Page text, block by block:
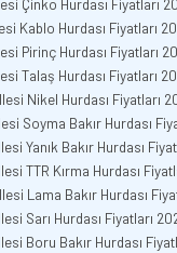
Çinko Hurdası Fiyatları
Kablo Hurdası Fiyatları
Pirinç Hurdası Fiyatları
Talaş Hurdası Fiyatları
Nikel Hurdası Fiyatları
Soyma Bakır Hurdası
Yanık Bakır Hurdası
TTR Kırma Hurdası
Lama Bakır Hurdası
Sarı Hurdası Fiyatları
Boru Bakır Hurdası